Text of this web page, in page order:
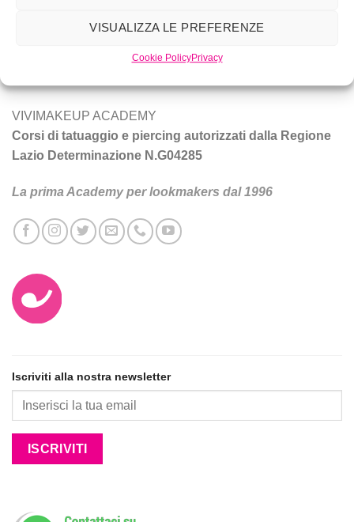
VISUALIZZA LE PREFERENZE
Cookie PolicyPrivacy
piercing a Roma.
Tecniche e prodotti per ottenere un trucco da star.
VIVIMAKEUP ACADEMY
Corsi di tatuaggio e piercing autorizzati dalla Regione
Lazio Determinazione N.G04285
La prima Academy per lookmakers dal 1996
Iscriviti alla nostra newsletter